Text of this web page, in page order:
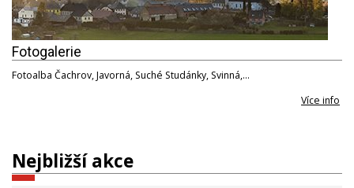
Fotogalerie
Fotoalba Čachrov, Javorná, Suché Studánky, Svinná,…
Více info
Nejbližší akce